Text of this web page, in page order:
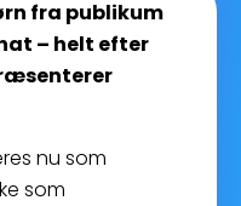
fra publikum
– helt efter
nu som
som